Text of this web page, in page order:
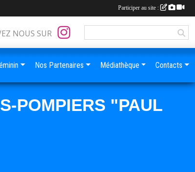
POMPIERS "PAUL
NOUS SUR
Nos Partenaires Médiathèque Contacts
Participer au site :